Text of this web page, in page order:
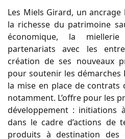
Les Miels Girard, un
la richesse du patrimoine
économique, la
partenariats avec les
création de ses nouveaux
pour soutenir les démarches
la mise en place de contrats
notamment. L’offre pour les
développement : initiations
dans le cadre d’actions de
produits à destination des